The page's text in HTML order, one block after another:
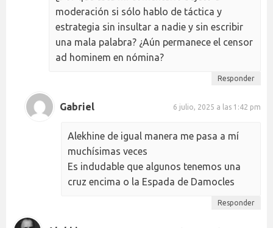
moderación si sólo hablo de táctica y
estrategia sin insultar a nadie y sin escribir
una mala palabra? ¿Aún permanece el censor
ad hominem en nómina?
Responder
Gabriel 6 julio, 2025 a las 1:42 pm
Alekhine de igual manera me pasa a mí
muchísimas veces
Es indudable que algunos tenemos una
cruz encima o la Espada de Damocles
Responder